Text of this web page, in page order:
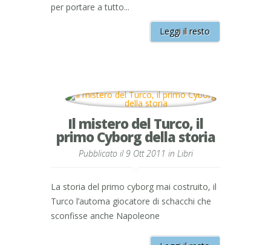
per portare a tutto...
Leggi il resto
Il mistero del Turco, il
primo Cyborg della storia
Pubblicato il 9 Ott 2011 in Libri
La storia del primo cyborg mai costruito, il
Turco l’automa giocatore di schacchi che
sconfisse anche Napoleone